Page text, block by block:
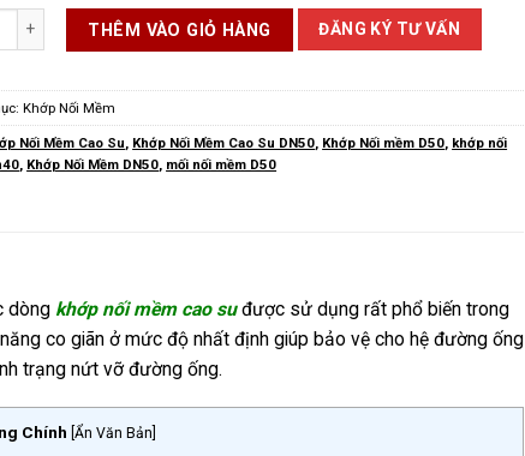
Mềm Cao Su DN50 số lượng
THÊM VÀO GIỎ HÀNG ĐĂNG KÝ TƯ VẤN
Khớp Nối Mềm
Nối Mềm Cao Su, Khớp Nối Mềm Cao Su DN50, Khớp Nối mềm D50, khớp nối
, Khớp Nối Mềm DN50, mối nối mềm D50
dòng khớp nối mềm cao suđược sử dụng rất phổ biến trong
co giãn ở mức độ nhất định giúp bảo vệ cho hệ đường ống
trạng nứt vỡ đường ống.
Chính Ẩn Văn Bản